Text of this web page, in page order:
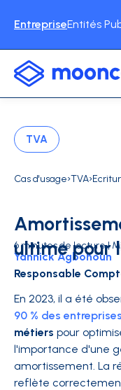
EntrepriseEntités
TVA
Cas d'usage›TVA›
ultime pour
6 minutes de lecture |
Yannick Agbohoun
Responsable
En 2023, il a été
90 % des
métiers pour
l'importance d'une
amortissement. La
reflète